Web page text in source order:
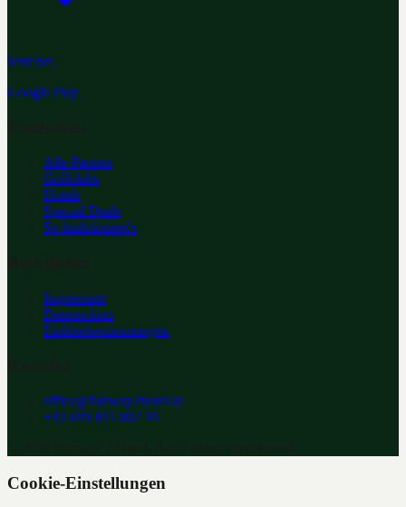
Jetzt bei
Google Play
Alle Partner
Golfclubs
Hotels
Special Deals
So funktioniert's
Impressum
Datenschutz
Einlösebestimmungen
office@fairway2hotel.at
+43 699 811 802 16
Cookie-Einstellungen